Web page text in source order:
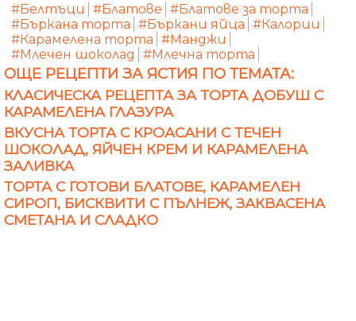
#Белтъци #Блатове #Блатове за торта
#Бъркана торта #Бъркани яйца #Калории
#Карамелена торта #Манджи
#Млечен шоколад
#Млечна торта
ОЩЕ РЕЦЕПТИ ЗА ЯСТИЯ ПО ТЕМАТА:
КЛАСИЧЕСКА РЕЦЕПТА ЗА ТОРТА ДОБУШ С
КАРАМЕЛЕНА ГЛАЗУРА
ВКУСНА ТОРТА С КРОАСАНИ С ТЕЧЕН
ШОКОЛАД, ЯЙЧЕН КРЕМ И КАРАМЕЛЕНА
ЗАЛИВКА
ТОРТА С ГОТОВИ БЛАТОВЕ, КАРАМЕЛЕН
СИРОП, БИСКВИТИ С ПЪЛНЕЖ, ЗАКВАСЕНА
СМЕТАНА И СЛАДКО